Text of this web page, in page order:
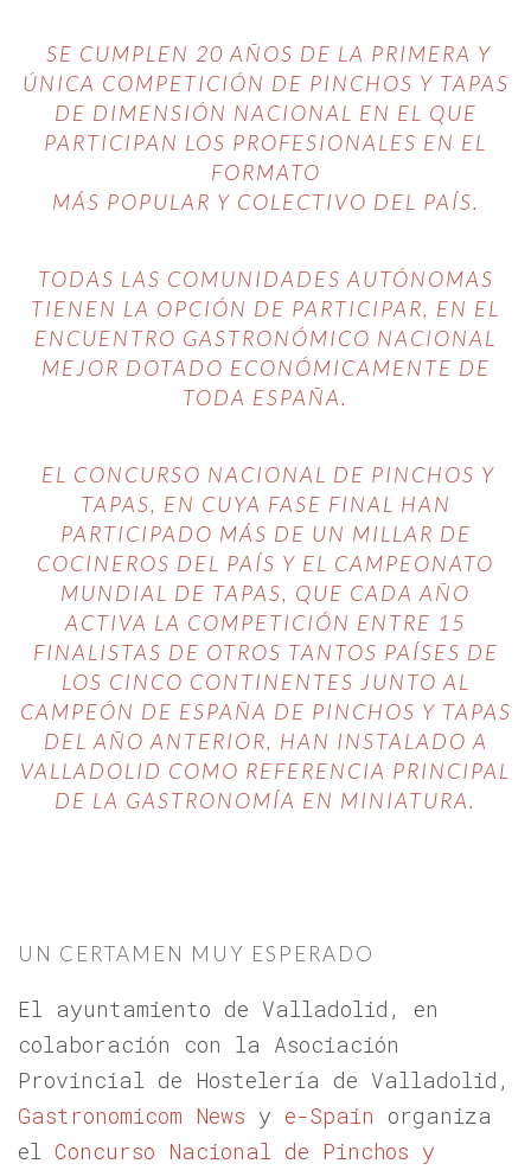
SE CUMPLEN 20 AÑOS DE LA PRIMERA Y
ÚNICA COMPETICIÓN DE PINCHOS Y TAPAS
DE DIMENSIÓN NACIONAL EN EL QUE
PARTICIPAN LOS PROFESIONALES EN EL
FORMATO
MÁS POPULAR Y COLECTIVO DEL PAÍS.
TODAS LAS COMUNIDADES AUTÓNOMAS
TIENEN LA OPCIÓN DE PARTICIPAR, EN EL
ENCUENTRO GASTRONÓMICO NACIONAL
MEJOR DOTADO ECONÓMICAMENTE DE
TODA ESPAÑA.
EL CONCURSO NACIONAL DE PINCHOS Y
TAPAS, EN CUYA FASE FINAL HAN
PARTICIPADO MÁS DE UN MILLAR DE
COCINEROS DEL PAÍS Y EL CAMPEONATO
MUNDIAL DE TAPAS, QUE CADA AÑO
ACTIVA LA COMPETICIÓN ENTRE 15
FINALISTAS DE OTROS TANTOS PAÍSES DE
LOS CINCO CONTINENTES JUNTO AL
CAMPEÓN DE ESPAÑA DE PINCHOS Y TAPAS
DEL AÑO ANTERIOR, HAN INSTALADO A
VALLADOLID COMO REFERENCIA PRINCIPAL
DE LA GASTRONOMÍA EN MINIATURA.
UN CERTAMEN MUY ESPERADO
El ayuntamiento de Valladolid, en
colaboración con la Asociación
Provincial de Hostelería de Valladolid,
Gastronomicom News y e-Spain organiza
el Concurso Nacional de Pinchos y